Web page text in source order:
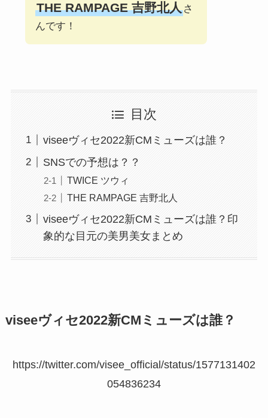
THE RAMPAGE 吉野北人さ
んです！
目次
viseeヴィセ2022新CMミューズは誰？
SNSでの予想は？？
TWICE ツウィ
THE RAMPAGE 吉野北人
viseeヴィセ2022新CMミューズは誰？印
象的な目元の美男美女まとめ
viseeヴィセ2022新CMミューズは誰？
https://twitter.com/visee_official/status/1577131402
054836234